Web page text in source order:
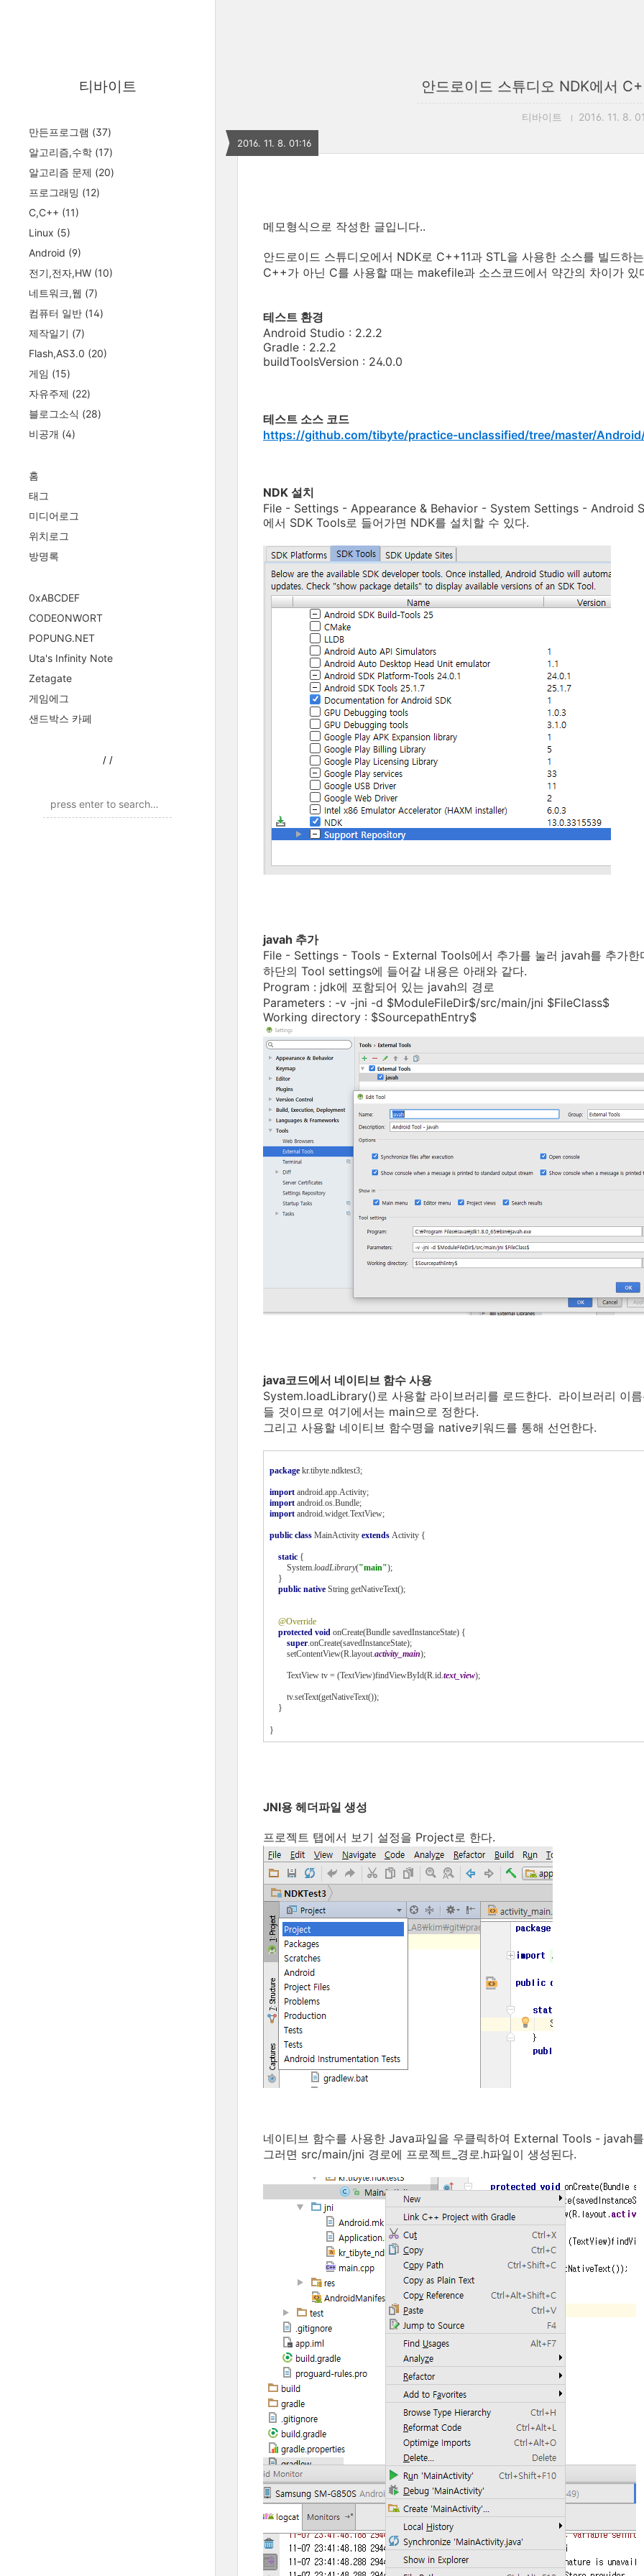
티바이트
만든프로그램 (37)
알고리즘,수학 (17)
알고리즘 문제 (20)
프로그래밍 (12)
C,C++ (11)
Linux (5)
Android (9)
전기,전자,HW (10)
네트워크,웹 (7)
컴퓨터 일반 (14)
제작일기 (7)
Flash,AS3.0 (20)
게임 (15)
자유주제 (22)
블로그소식 (28)
비공개 (4)
홈
태그
미디어로그
위치로그
방명록
0xABCDEF
CODEONWORT
POPUNG.NET
Uta's Infinity Note
Zetagate
게임에그
샌드박스 카페
/ /
안드로이드 스튜디오 NDK에서
티바이트 2016. 11. 8.
2016. 11. 8. 01:16
메모형식으로 작성한 글입니다..
안드로이드 스튜디오에서 NDK로 C++11과 STL을 사용한 소스를 빌드하
C++가 아닌 C를 사용할 때는 makefile과 소스코드에서 약간의 차이가 있
테스트 환경
Android Studio : 2.2.2
Gradle : 2.2.2
buildToolsVersion : 24.0.0
테스트 소스 코드
https://github.com/tibyte/practice-unclassified/tree/master/
NDK 설치
File - Settings - Appearance & Behavior - System Settings - Android
에서 SDK Tools로 들어가면 NDK를 설치할 수 있다.
javah 추가
File - Settings - Tools - External Tools에서 추가를 눌러 javah를 추가한
하단의 Tool settings에 들어갈 내용은 아래와 같다.
Program : jdk에 포함되어 있는 javah의 경로
Parameters : -v -jni -d $ModuleFileDir$/src/main/jni $FileClass$
Working directory : $SourcepathEntry$
java코드에서 네이티브 함수 사용
System.loadLibrary()로 사용할 라이브러리를 로드한다. 라이브러리 이
들 것이므로 여기에서는 main으로 정한다.
그리고 사용할 네이티브 함수명을 native키워드를 통해 선언한다.
package kr.tibyte.ndktest3;
import android.app.Activity;
import android.os.Bundle;
import android.widget.TextView;
public class MainActivity extends Activity {
static {
        System.
loadLibrary("main");
    }
public native String getNativeText();
@Override
protected void onCreate(Bundle savedInstanceState) {
super.onCreate(savedInstanceState);
        setContentView(R.layout.
activity_main);
        TextView tv = (TextView)findViewById(R.id.
text_view);
        tv.setText(getNativeText());
    }
}
JNI용 헤더파일 생성
프로젝트 탭에서 보기 설정을 Project로 한다.
네이티브 함수를 사용한 Java파일을 우클릭하여 External Tools - javah
그러면 src/main/jni 경로에 프로젝트_경로.h파일이 생성된다.